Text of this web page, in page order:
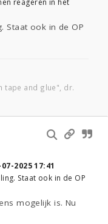
reageren in het
Staat ook in de OP
tape and glue", dr.
07-2025 17:41
Staat ook in de OP
mogelijk is. Nu